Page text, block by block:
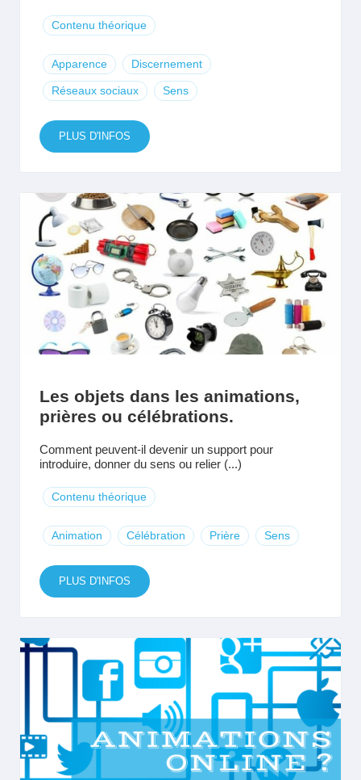
Contenu théorique
Apparence Discernement
Réseaux sociaux Sens
PLUS D'INFOS
Les objets dans les animations,
prières ou célébrations.
Comment peuvent-il devenir un support pour
introduire, donner du sens ou relier (...)
Contenu théorique
Animation Célébration Prière Sens
PLUS D'INFOS